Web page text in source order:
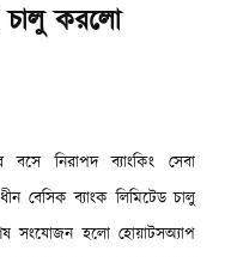
চালু করলো
নিরাপদ ব্যাংকিং সেবা
বেসিক ব্যাংক লিমিটেড চালু
সংযোজন হলো হোয়াটসঅ্যাপ